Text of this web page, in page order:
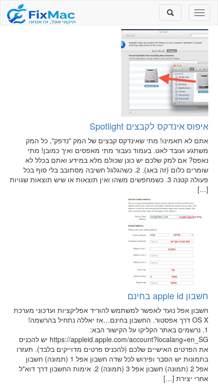
Toggle
navigation
Toggle
search
איפוס אינדקס לקבצים Spotlight
אתם לא תאמינו! מתי שאינדקס קבצים של המק "נדפק", כל המק
משתגע ועובד לאט. בעמוד נעבור מתי מאפסים ואיך כמובן! מתי
נאפס? אם למק שלכם יש כונן שכולם מלא במידע ואתם בכלל לא
שומרים כלום (זה באג). 2. כשהגלגל חשיבה מסתובב בלי סוף בכל
פעולה קטנה 3. כשמחפשים משהו ואין תוצאות או שיש תוצאות שגויות
[…]
חשבון apple id בחינם
חשבון אפל נועד לאפשר למשתמש להוריד אפליקציות ועדכוני מערכת
OS X דרך אפסטור. החשבון בחינם…אז יאללה נתחיל בהרשמה!
1. נרשמים באתר הקליקו על הקישור הבא:
https://appleid.apple.com/account?localang=en_SG יש להכניס
את הפרטים האישיים שלכם (להכניס פרטים מדוייקים בלבד). תעזרו
בתמונות יש הסבר ופירוש לכל שדה חשבון אפל 1 (תמונה) חשבון
אפל 2 (תמונה) חשבון אפל 3 (תמונה) 2. אימות החשבון דרך דוא"ל
אחרי יצירת […]